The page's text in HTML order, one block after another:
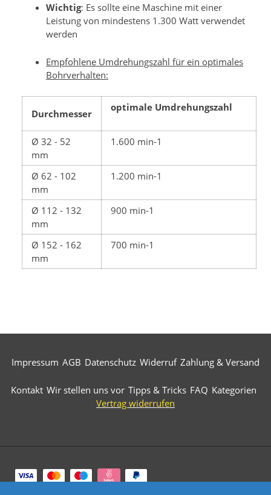
Wichtig: Es sollte eine Maschine mit einer
Leistung von mindestens 1.300 Watt verwendet
werden
Empfohlene Umdrehungszahl für ein optimales
Bohrverhalten:
Durchmesser
optimale Umdrehungszahl
Ø 32 - 52
mm
1.600 min-1
Ø 62 - 102
mm
1.200 min-1
Ø 112 - 132
mm
900 min-1
Ø 152 - 162
mm
700 min-1
Impressum AGB Datenschutz Widerruf Zahlung & Versand
Kontakt Wir stellen uns vor Tipps & Tricks FAQ Kategorien
Vertrag widerrufen
Zahlungsarten